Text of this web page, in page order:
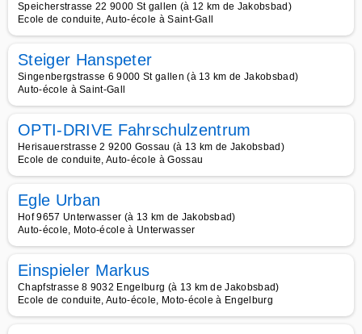
Speicherstrasse 22 9000 St gallen (à 12 km de Jakobsbad)
Ecole de conduite, Auto-école à Saint-Gall
Steiger Hanspeter
Singenbergstrasse 6 9000 St gallen (à 13 km de Jakobsbad)
Auto-école à Saint-Gall
OPTI-DRIVE Fahrschulzentrum
Herisauerstrasse 2 9200 Gossau (à 13 km de Jakobsbad)
Ecole de conduite, Auto-école à Gossau
Egle Urban
Hof 9657 Unterwasser (à 13 km de Jakobsbad)
Auto-école, Moto-école à Unterwasser
Einspieler Markus
Chapfstrasse 8 9032 Engelburg (à 13 km de Jakobsbad)
Ecole de conduite, Auto-école, Moto-école à Engelburg